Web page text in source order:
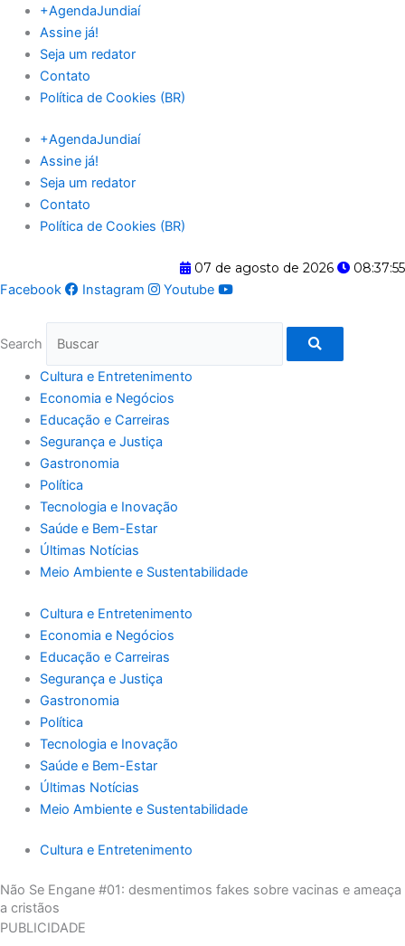
para
conteúdo
+AgendaJundiaí
Assine já!
Seja um redator
Contato
Política de Cookies (BR)
+AgendaJundiaí
Assine já!
Seja um redator
Contato
Política de Cookies (BR)
07 de agosto de 2026
08:37:56
Facebook
Instagram Youtube
Search
Cultura e Entretenimento
Economia e Negócios
Educação e Carreiras
Segurança e Justiça
Gastronomia
Política
Tecnologia e Inovação
Saúde e Bem-Estar
Últimas Notícias
Meio Ambiente e Sustentabilidade
Cultura e Entretenimento
Economia e Negócios
Educação e Carreiras
Segurança e Justiça
Gastronomia
Política
Tecnologia e Inovação
Saúde e Bem-Estar
Últimas Notícias
Meio Ambiente e Sustentabilidade
Cultura e Entretenimento
Não Se Engane #01: desmentimos fakes sobre vacinas e ameaça
a cristãos
PUBLICIDADE